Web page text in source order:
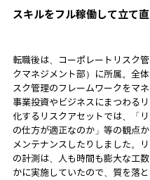
スキルをフル稼働して立て
転職後は、コーポレートリスク
クマネジメント部）に所属。全
スク管理のフレームワークをマネ
事業投資やビジネスにまつわる
化するリスクアセットでは、「
の仕方が適正なのか」等の観点
メンテナンスしたりしました。
の計測は、人も時間も膨大な工
かに実施していたので、質を落